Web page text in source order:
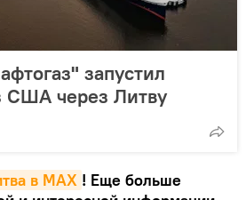
запустил
США через Литву
в MAX ! Еще больше